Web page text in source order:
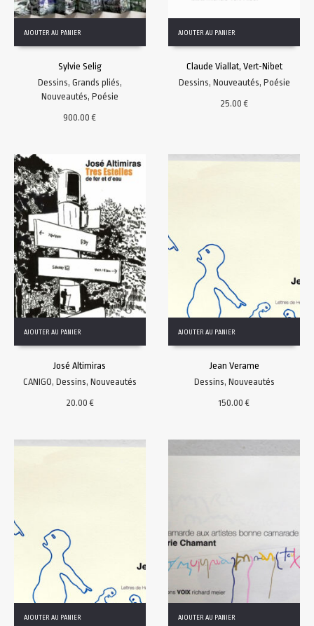
AJOUTER AU PANIER
Sylvie Selig
Dessins, Grands pliés,
Nouveautés, Poésie
900.00€
AJOUTER AU PANIER
Claude Viallat, Vert-Nibet
Dessins, Nouveautés, Poésie
25.00€
AJOUTER AU PANIER
José Altimiras
CANIGO, Dessins, Nouveautés
20.00€
AJOUTER AU PANIER
Jean Verame
Dessins, Nouveautés
150.00€
AJOUTER AU PANIER AJOUTER AU PANIER